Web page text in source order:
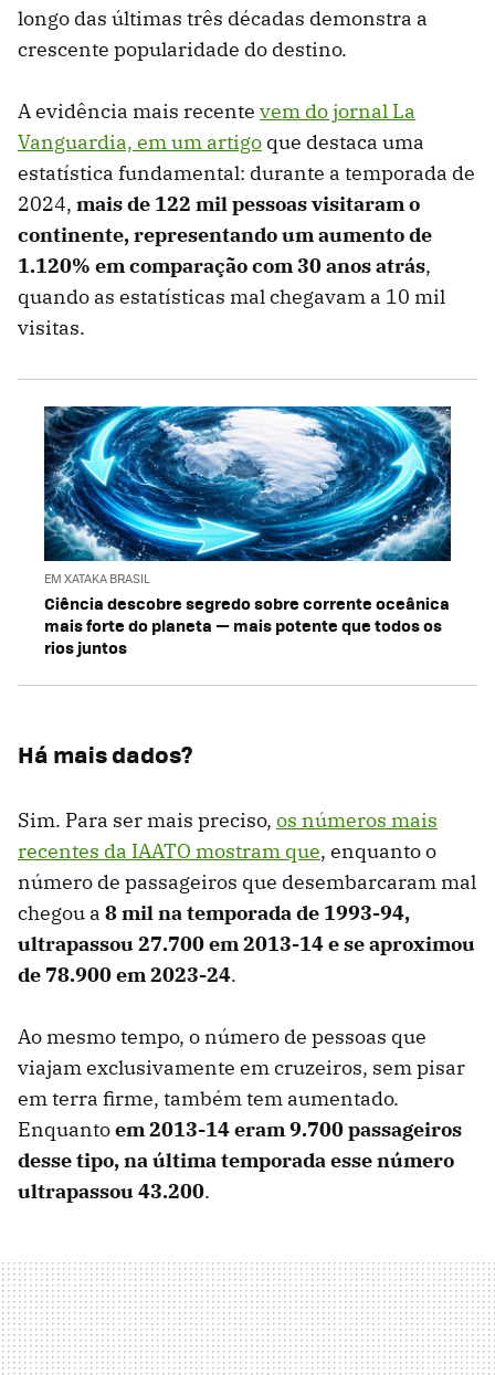
longo das últimas três décadas demonstra a
crescente popularidade do destino.
A evidência mais recente vem do jornal La
Vanguardia, em um artigo que destaca uma
estatística fundamental: durante a temporada de
2024, mais de 122 mil pessoas visitaram o
continente, representando um aumento de
1.120% em comparação com 30 anos atrás,
quando as estatísticas mal chegavam a 10 mil
visitas.
EM XATAKA BRASIL
Ciência descobre segredo sobre corrente oceânica
mais forte do planeta — mais potente que todos os
rios juntos
Há mais dados?
Sim. Para ser mais preciso, os números mais
recentes da IAATO mostram que, enquanto o
número de passageiros que desembarcaram mal
chegou a 8 mil na temporada de 1993-94,
ultrapassou 27.700 em 2013-14 e se aproximou
de 78.900 em 2023-24.
Ao mesmo tempo, o número de pessoas que
viajam exclusivamente em cruzeiros, sem pisar
em terra firme, também tem aumentado.
Enquantoem 2013-14 eram 9.700 passageiros
desse tipo, na última temporada esse número
ultrapassou 43.200.